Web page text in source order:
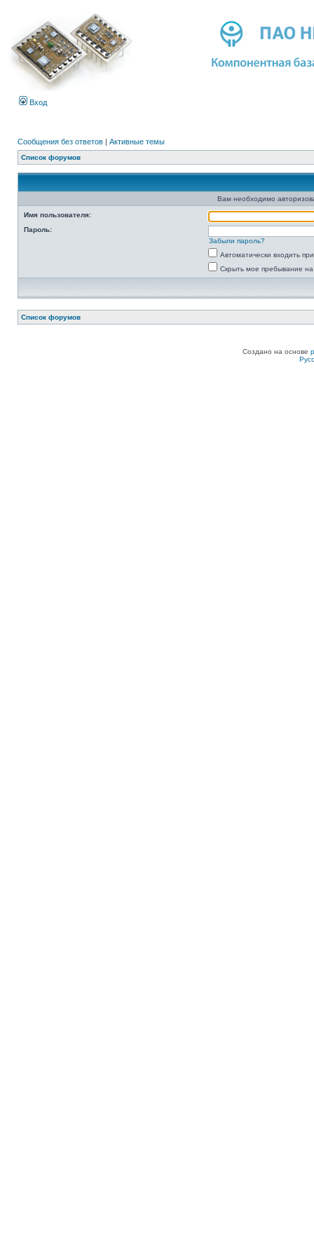
Вход
Сообщения без ответов | Активные темы
Список форумов
Вам необходимо
Имя пользователя:
Пароль:
Забыли пароль?
Автоматически входить
Скрыть мое пребывание
Список форумов
Создано на основе